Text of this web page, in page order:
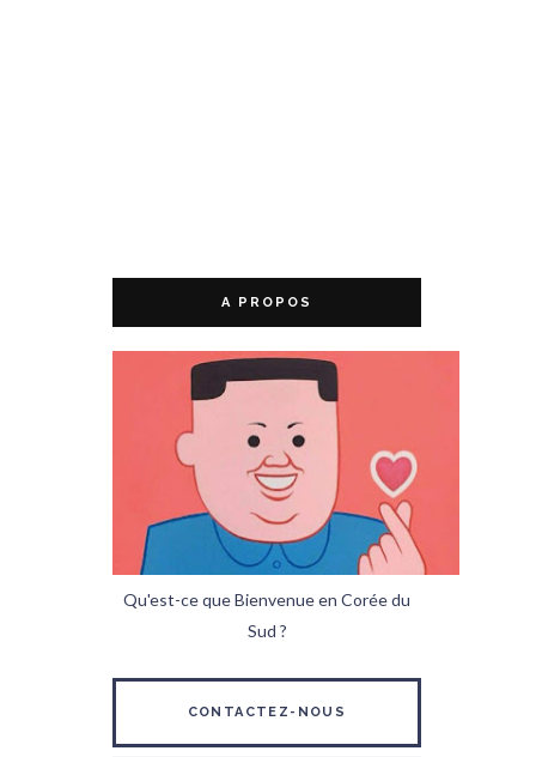
A PROPOS
Qu'est-ce que Bienvenue en Corée du
Sud ?
CONTACTEZ-NOUS